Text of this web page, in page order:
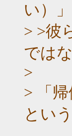
い）
> >彼
では
>
> 「
とい